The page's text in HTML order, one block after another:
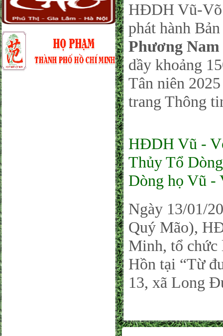
HĐDH Vũ-Võ
phát hành
Phương Nam
dầy khoảng
Tân niên
trang Thông
HĐDH Vũ -
Thủy Tổ
Dòng họ Vũ -
Ngày 13/01/
Quý Mão),
Minh, tổ chức
Hồn tại “Từ
13, xã Long